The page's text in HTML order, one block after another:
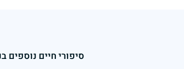
סיפורי חיים נוספים